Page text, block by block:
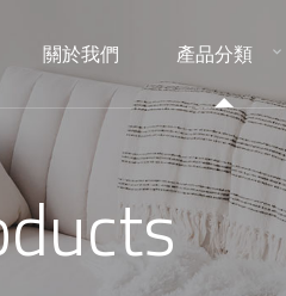
關於我們
ABOUT
產品分類
PRODUCTS